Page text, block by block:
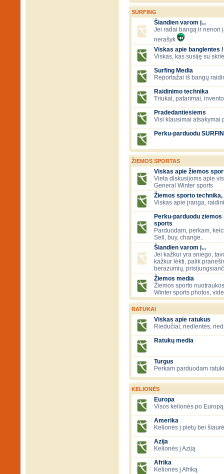
SURFING
Šiandien varom į...
Jei radai bangą ir nenori
nerašyk
Viskas apie banglentes
Viskas, kas susiję su
Surfing Media
Reportažai iš bangų
Raidinimo technika
Triukai, patarimai,
Pradedantiesiems
Visi klausimai atsakymai
Perku-parduodu
ŽIEMOS SPORTAS
Viskas apie žiemos
Vieta diskusijoms apie
General Winter sports
Žiemos sporto
Viskas apie įranga,
Perku-parduodu
sports
Parduodam, perkam,
Sell, buy, change..
Šiandien varom į...
Jei kažkur yra sniego,
kažkur lėkti, palik
berazumių,
Žiemos media
Žiemos sporto
Winter sports photos,
RATUKAI
Viskas apie ratukus
Riedučiai, riedlentės,
Ratukų media
Turgus
Perkam parduodam
KELIONĖS
Europa
Visos kelionės po
Amerika
Kelionės į pietų bei
Azija
Kelionės į Aziją
Afrika
Kelionės į Afriką